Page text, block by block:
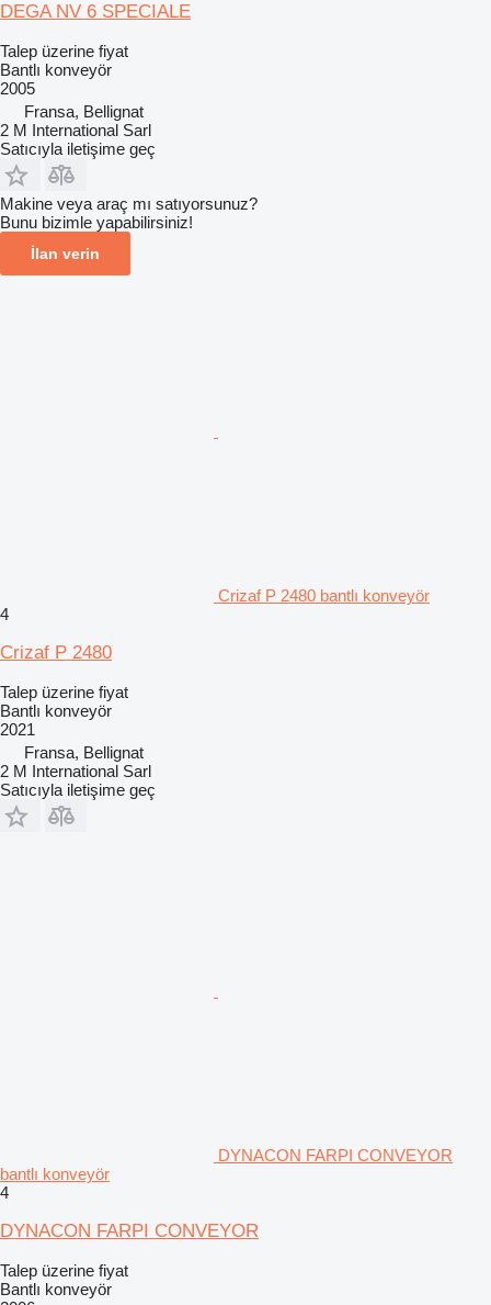
DEGA NV 6 SPECIALE
Talep üzerine fiyat
Bantlı konveyör
2005
Fransa, Bellignat
2 M International Sarl
Satıcıyla iletişime geç
Makine veya araç mı satıyorsunuz?
Bunu bizimle yapabilirsiniz!
İlan verin
Crizaf P 2480 bantlı konveyör
4
Crizaf P 2480
Talep üzerine fiyat
Bantlı konveyör
2021
Fransa, Bellignat
2 M International Sarl
Satıcıyla iletişime geç
DYNACON FARPI CONVEYOR
bantlı konveyör
4
DYNACON FARPI CONVEYOR
Talep üzerine fiyat
Bantlı konveyör